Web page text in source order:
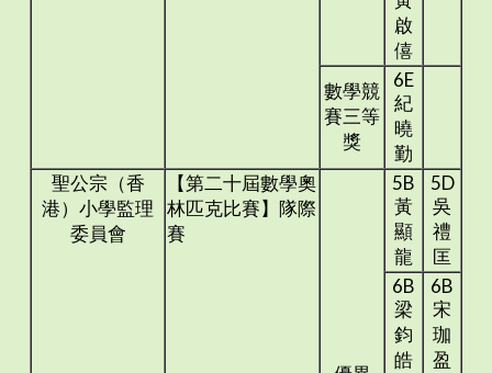
啟
僖
數學競
賽三等
獎
6E
紀
曉
勤
聖公宗（香
港）小學監理
委員會
【第二十屆數學奧
林匹克比賽】隊際
賽
5B
黃
顯
龍
5D
吳
禮
匡
6B
梁
鈞
皓
6B
宋
珈
盈